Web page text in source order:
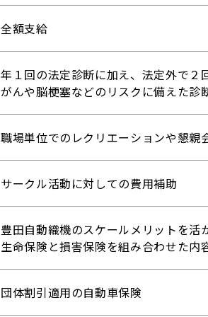
全額支給
年１回の法定診断に加え、法定外で２
がんや脳梗塞などのリスクに備えた診
職場単位でのレクリエーションや懇親
サークル活動に対しての費用補助
豊田自動織機のスケールメリットを活
生命保険と損害保険を組み合わせた内
団体割引適用の自動車保険